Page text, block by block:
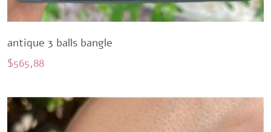
antique 3 balls bangle
$565,88